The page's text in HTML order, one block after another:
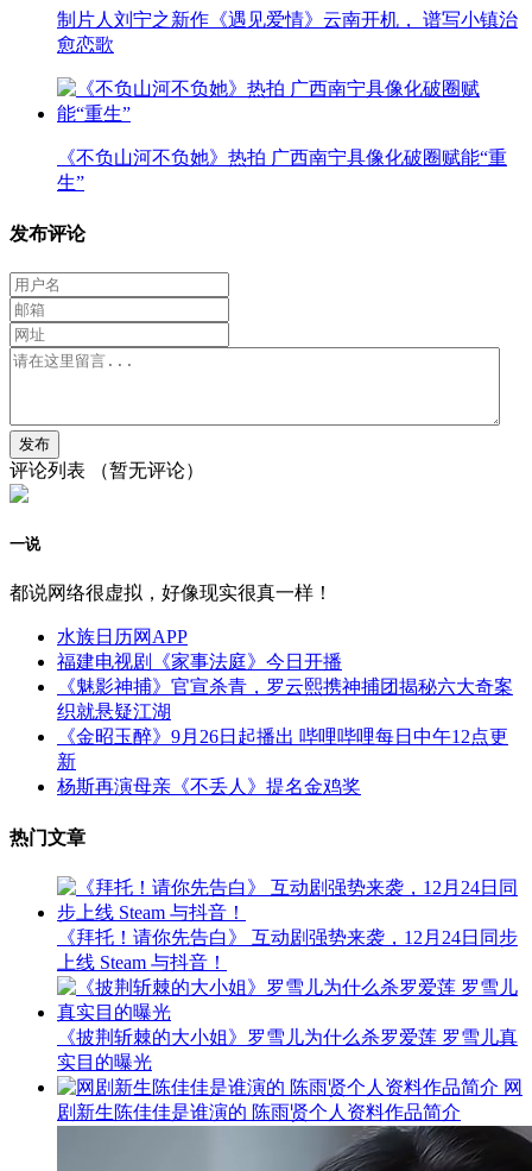
制片人刘宁之新作《遇见爱情》云南开机， 谱写小镇治
愈恋歌
《不负山河不负她》热拍 广西南宁具像化破圈赋能“重
生”
发布评论
评论列表 （暂无评论）
一说
都说网络很虚拟，好像现实很真一样！
水族日历网APP
福建电视剧《家事法庭》今日开播
《魅影神捕》官宣杀青，罗云熙携神捕团揭秘六大奇案
织就悬疑江湖
《金昭玉醉》9月26日起播出 哔哩哔哩每日中午12点更
新
杨斯再演母亲《不丢人》提名金鸡奖
热门文章
《拜托！请你先告白》 互动剧强势来袭，12月24日同步
上线 Steam 与抖音！
《披荆斩棘的大小姐》罗雪儿为什么杀罗爱莲 罗雪儿真
实目的曝光
网
剧新生陈佳佳是谁演的 陈雨贤个人资料作品简介